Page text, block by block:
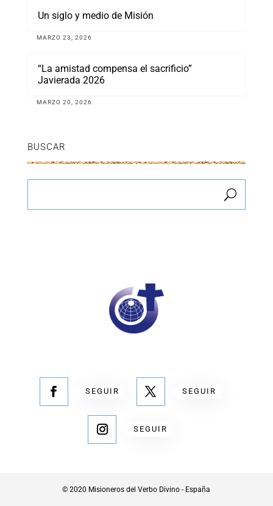
Un siglo y medio de Misión
MARZO 23, 2026
“La amistad compensa el sacrificio”
Javierada 2026
MARZO 20, 2026
BUSCAR
SEGUIR SEGUIR
SEGUIR
© 2020 Misioneros del Verbo Divino - España